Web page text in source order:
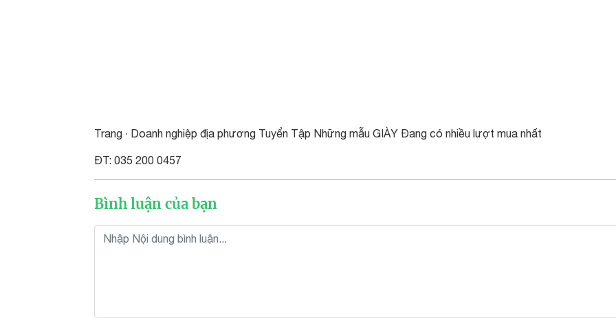
Trang · Doanh nghiệp địa phương Tuyển Tập Những mẫu GIÀY Đang có nhiều lượt mua nhất
ĐT: 035 200 0457
Bình luận của bạn